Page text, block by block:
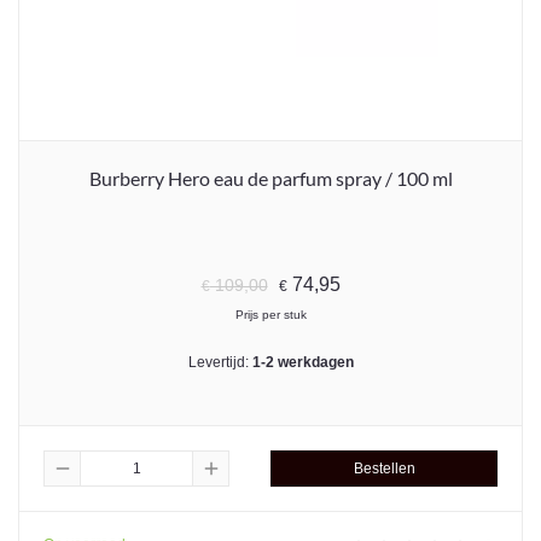
Burberry Hero eau de parfum spray / 100 ml
€109,00 €74,95
Prijs per stuk
Levertijd: 1-2 werkdagen
remove add Bestellen